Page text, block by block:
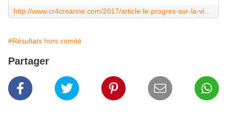
#Résultats hors comité
Partager